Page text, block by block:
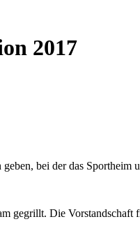
2017
bei der das Sportheim
gegrillt. Die Vorstandschaft